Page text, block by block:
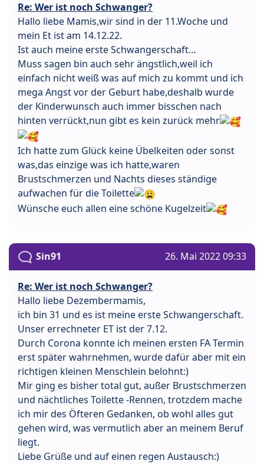
Re: Wer ist noch Schwanger?
Hallo liebe Mamis,wir sind in der 11.Woche und
mein Et ist am 14.12.22.
Ist auch meine erste Schwangerschaft…
Muss sagen bin auch sehr ängstlich,weil ich
einfach nicht weiß was auf mich zu kommt und ich
mega Angst vor der Geburt habe,deshalb wurde
der Kinderwunsch auch immer bisschen nach
hinten verrückt,nun gibt es kein zurück mehr
Ich hatte zum Glück keine Übelkeiten oder sonst
was,das einzige was ich hatte,waren
Brustschmerzen und Nachts dieses ständige
aufwachen für die Toilette
Wünsche euch allen eine schöne Kugelzeit
Sin91 26. Mai 2022 09:33
Re: Wer ist noch Schwanger?
Hallo liebe Dezembermamis,
ich bin 31 und es ist meine erste Schwangerschaft.
Unser errechneter ET ist der 7.12.
Durch Corona konnte ich meinen ersten FA Termin
erst später wahrnehmen, wurde dafür aber mit ein
richtigen kleinen Menschlein belohnt:)
Mir ging es bisher total gut, außer Brustschmerzen
und nächtliches Toilette -Rennen, trotzdem mache
ich mir des Öfteren Gedanken, ob wohl alles gut
gehen wird, was vermutlich aber an meinem Beruf
liegt.
Liebe Grüße und auf einen regen Austausch:)